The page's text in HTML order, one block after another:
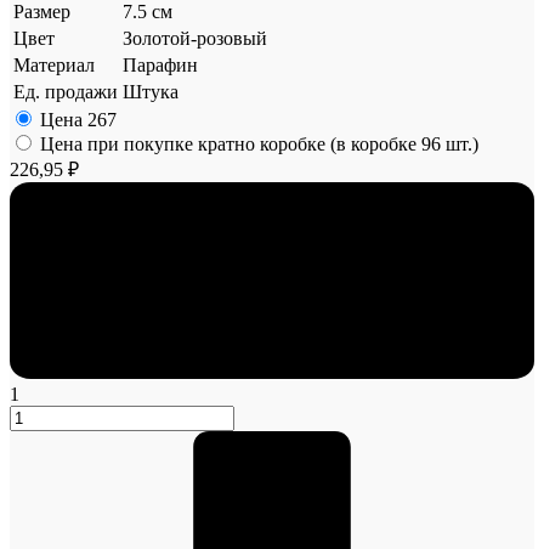
Размер
7.5 см
Цвет
Золотой-розовый
Материал
Парафин
Ед. продажи Штука
Цена 267
Цена при покупке кратно коробке (в коробке 96 шт.)
226,95 ₽
1